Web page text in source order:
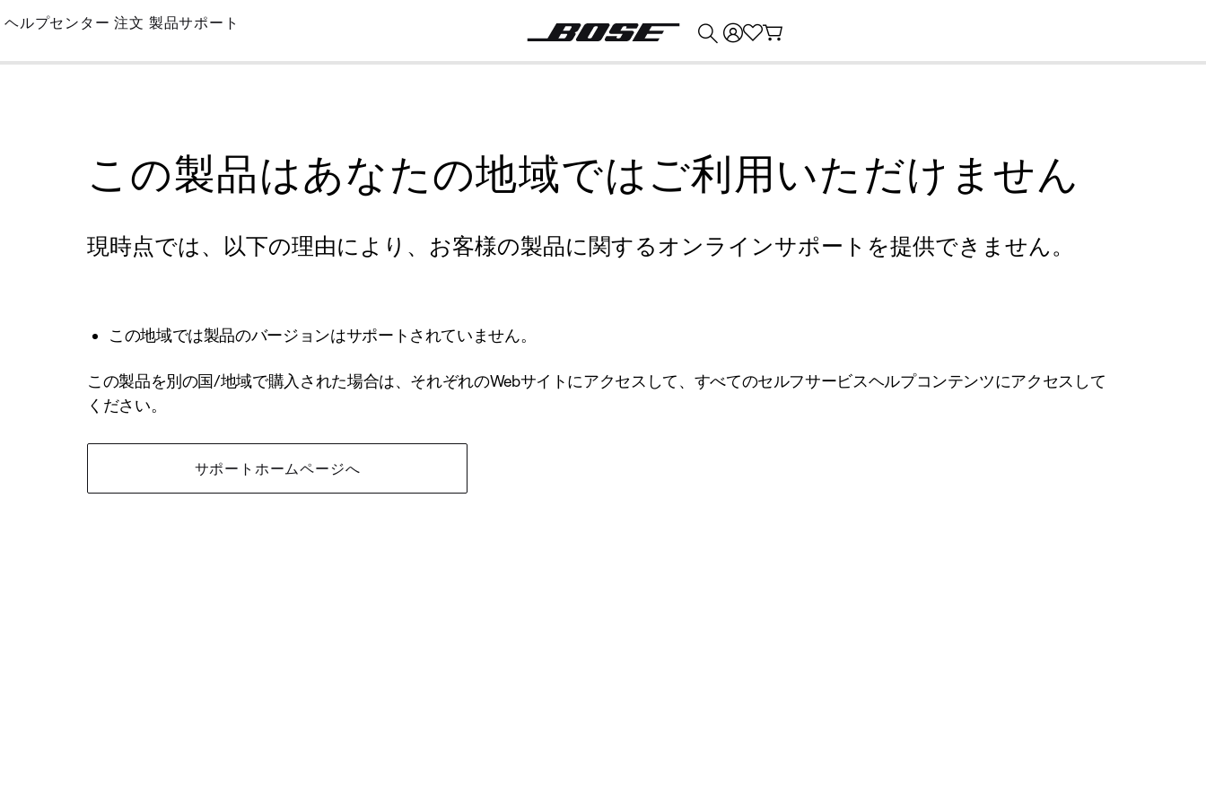
Skip
Main
ヘルプセンター 注文 製品サポート
この製品はあなたの地域ではご利用いただけません
現時点では、以下の理由により、お客様の製品に関するオンラインサポートを提供できません。
この地域では製品のバージョンはサポートされていません。
この製品を別の国/地域で購入された場合は、それぞれのWebサイトにアクセスして、すべてのセルフサービスヘルプコンテンツにアクセスして
ください。
サポートホームページへ